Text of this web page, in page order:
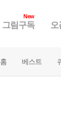
New
그림구독 오
홈 베스트